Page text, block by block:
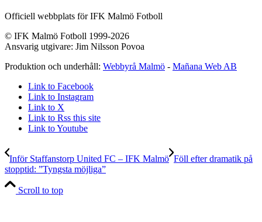
Officiell webbplats för IFK Malmö Fotboll
© IFK Malmö Fotboll 1999-2026
Ansvarig utgivare: Jim Nilsson Povoa
Produktion och underhåll: Webbyrå Malmö - Mañana Web AB
Link to Facebook
Link to Instagram
Link to X
Link to Rss this site
Link to Youtube
Inför Staffanstorp United FC – IFK Malmö Föll efter dramatik på
stopptid: ”Tyngsta möjliga”
Scroll to top